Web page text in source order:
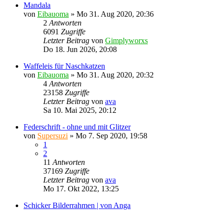
Mandala
von Eibauoma » Mo 31. Aug 2020, 20:36
2 Antworten
6091 Zugriffe
Letzter Beitrag von Gimplyworxs
Do 18. Jun 2026, 20:08
Waffeleis für Naschkatzen
von Eibauoma » Mo 31. Aug 2020, 20:32
4 Antworten
23158 Zugriffe
Letzter Beitrag von ava
Sa 10. Mai 2025, 20:12
Federschrift - ohne und mit Glitzer
von Supersuzi » Mo 7. Sep 2020, 19:58
1
2
11 Antworten
37169 Zugriffe
Letzter Beitrag von ava
Mo 17. Okt 2022, 13:25
Schicker Bilderrahmen | von Anga